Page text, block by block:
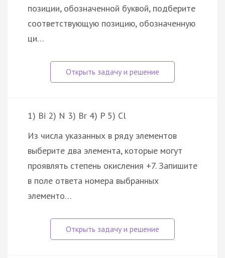
позиции, обозначенной буквой, подберите
соответствующую позицию, обозначенную
ци…
1) Bi 2) N 3) Br 4) P 5) Cl
Из числа указанных в ряду элементов
выберите два элемента, которые могут
проявлять степень окисления +7. Запишите
в поле ответа номера выбранных
элементо…